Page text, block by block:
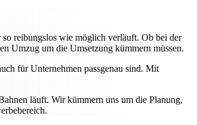
reibungslos wie möglich verläuft. Ob bei der
Umzug um die Umsetzung kümmern müssen.
für Unternehmen passgenau sind. Mit
läuft. Wir kümmern uns um die Planung,